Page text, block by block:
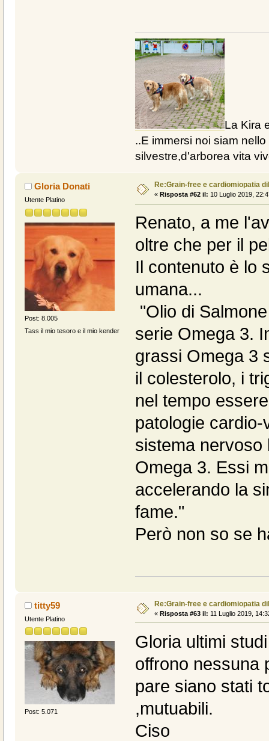
La Kira
..E immersi noi siam nello
silvestre,d'arborea vita
Gloria Donati
Utente Platino
Post: 8.005
Tass il mio tesoro e il mio kender
Re:Grain-free e cardiomiopatia
« Risposta #62 il: 10 Luglio 2019,
Renato, a me
oltre che per il
Il contenuto è lo
umana...
"Olio di
serie Omega 3.
grassi Omega 3
il colesterolo, i
nel tempo
patologie
sistema nervoso
Omega 3. Essi
accelerando la
fame."
Però non so se
titty59
Utente Platino
Post: 5.071
Re:Grain-free e cardiomiopatia
« Risposta #63 il: 11 Luglio 2019,
Gloria ultimi
offrono nessuna
pare siano stati
,mutuabili.
Ciso